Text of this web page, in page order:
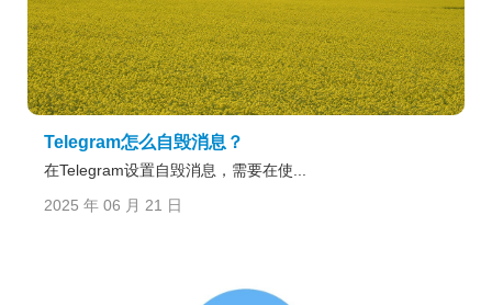
Telegram怎么自毁消息？
在Telegram设置自毁消息，需要在使...
2025 年 06 月 21 日